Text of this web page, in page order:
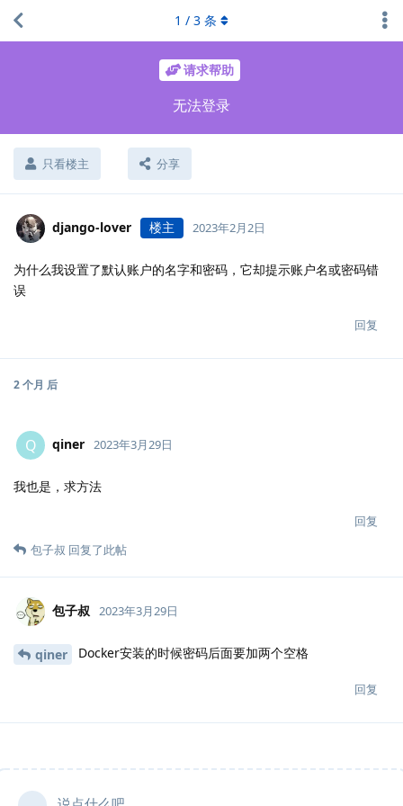
请求帮助
无法登录
只看楼主 分享
1 / 3 条
django-lover 楼主 2023年2月2日
为什么我设置了默认账户的名字和密码，它却提示账户名或密码错
误
回复
2 个月 后
Q qiner 2023年3月29日
我也是，求方法
回复
包子叔 回复了此帖
包子叔 2023年3月29日
qiner Docker安装的时候密码后面要加两个空格
回复